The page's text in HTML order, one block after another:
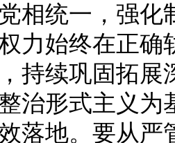
相统一，强
力始终在正
持续巩固拓
治形式主义
落地。要从